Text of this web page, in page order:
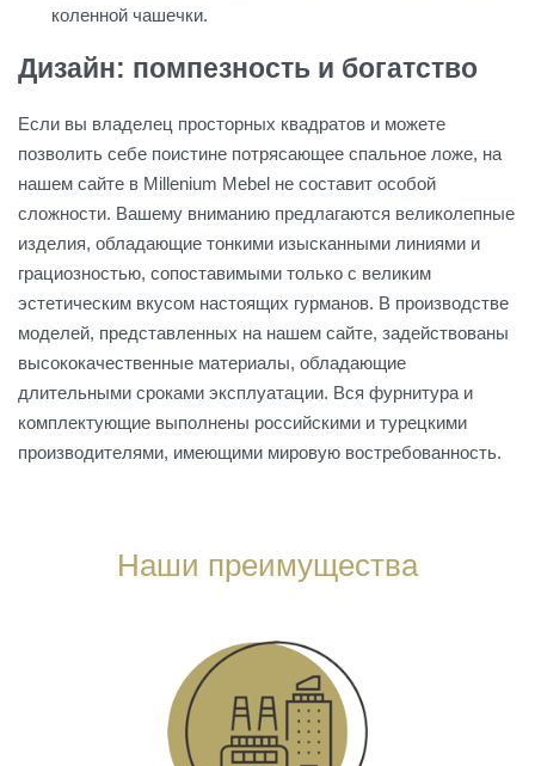
коленной чашечки.
Дизайн: помпезность и богатство
Если вы владелец просторных квадратов и можете
позволить себе поистине потрясающее спальное ложе, на
нашем сайте в Millenium Mebel не составит особой
сложности. Вашему вниманию предлагаются великолепные
изделия, обладающие тонкими изысканными линиями и
грациозностью, сопоставимыми только с великим
эстетическим вкусом настоящих гурманов. В производстве
моделей, представленных на нашем сайте, задействованы
высококачественные материалы, обладающие
длительными сроками эксплуатации. Вся фурнитура и
комплектующие выполнены российскими и турецкими
производителями, имеющими мировую востребованность.
Наши преимущества